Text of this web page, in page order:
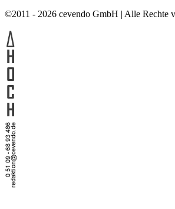
©2011 - 2026 cevendo GmbH | Alle Rechte